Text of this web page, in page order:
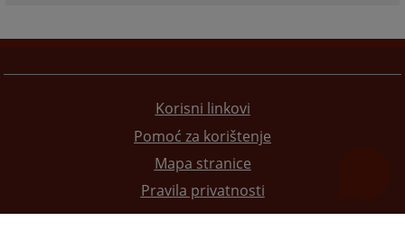
Korisni linkovi
Pomoć za korištenje
Mapa stranice
Pravila privatnosti